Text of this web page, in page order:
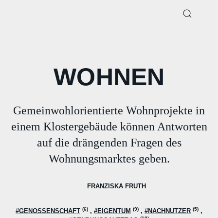
WOHNEN
Gemeinwohlorientierte Wohnprojekte in
einem Klostergebäude können Antworten
auf die drängenden Fragen des
Wohnungsmarktes geben.
FRANZISKA FRUTH
#GENOSSENSCHAFT (6) #EIGENTUM (9) #NACHNUTZER (5)